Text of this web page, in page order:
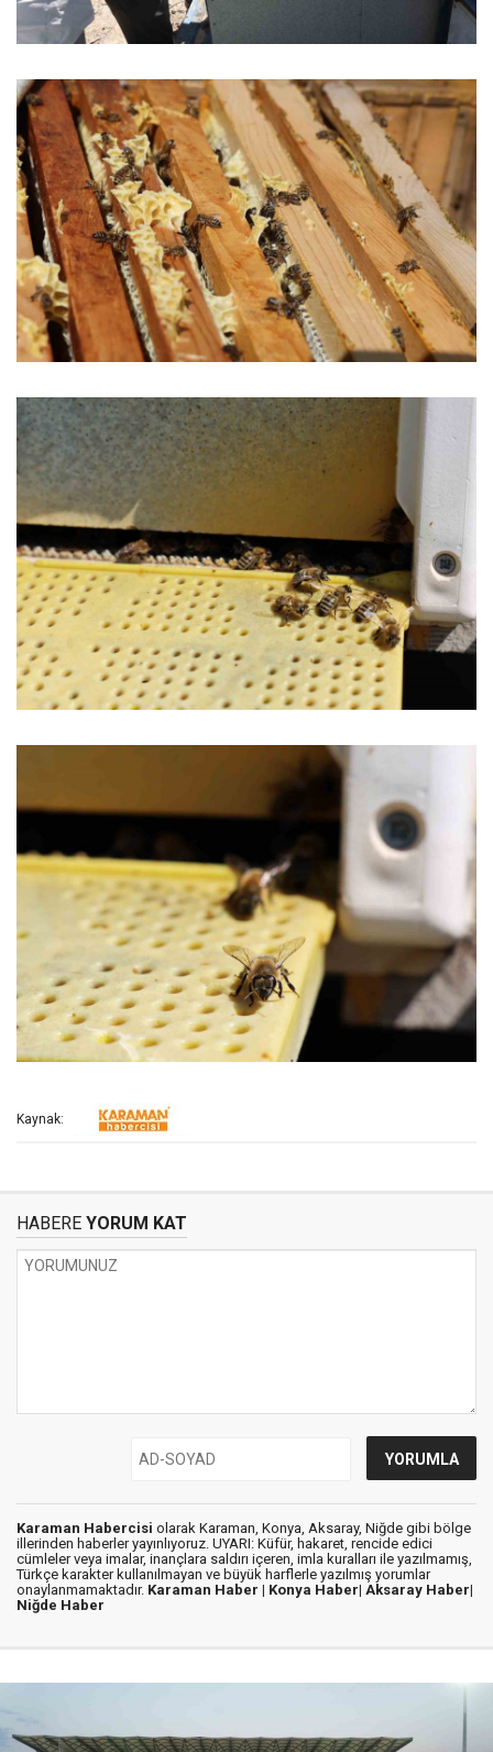
Kaynak:
HABERE YORUM KAT
Karaman Habercisi olarak Karaman, Konya, Aksaray, Niğde gibi bölge
illerinden haberler yayınlıyoruz. UYARI: Küfür, hakaret, rencide edici
cümleler veya imalar, inançlara saldırı içeren, imla kuralları ile yazılmamış,
Türkçe karakter kullanılmayan ve büyük harflerle yazılmış yorumlar
onaylanmamaktadır. Karaman Haber | Konya Haber| Aksaray Haber|
Niğde Haber